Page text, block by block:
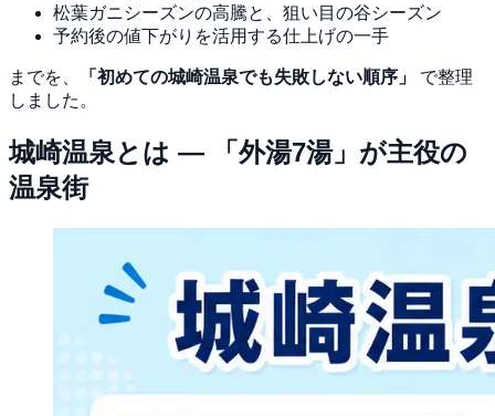
松葉ガニシーズンの高騰と、狙い目の谷シーズン
予約後の値下がりを活用する仕上げの一手
までを、 「初めての城崎温泉でも失敗しない順序」
で整理
しました。
城崎温泉とは — 「外湯7湯」が主役の
温泉街